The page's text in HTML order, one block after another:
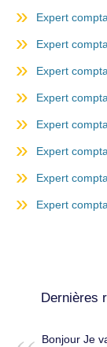
Expert
Expert
Expert
Expert
Expert
Expert
Expert
Expert
Dernières
Bonjour Je